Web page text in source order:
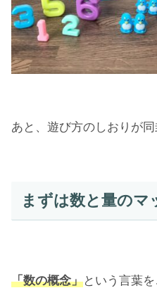
あと、遊び方のしおりが同
まずは数と量のマ
「数の概念」という言葉